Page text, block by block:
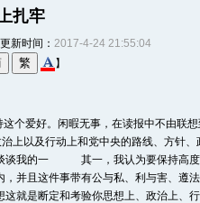
扎牢
更新时间： 2017-4-24 21:55:04
】
个爱好。闲暇无事，在读报中不由联
上以及行动上和党中央的路线、方针
谈谈我的一 其一，我认为要保持高度
并且这件事带有公与私、利与害、遵
就是断定和考验你思想上、政治上、